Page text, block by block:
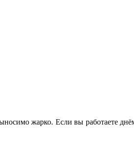
жарко. Если вы работаете